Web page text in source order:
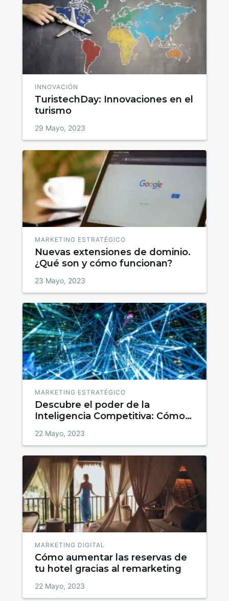
INNOVACIÓN
TuristechDay: Innovaciones en el
turismo
29 Mayo, 2023
MARKETING ESTRATÉGICO
Nuevas extensiones de dominio.
¿Qué son y cómo funcionan?
23 Mayo, 2023
MARKETING ESTRATÉGICO
Descubre el poder de la
Inteligencia Competitiva: Cómo
22 Mayo, 2023
MARKETING DIGITAL
Cómo aumentar las reservas de
tu hotel gracias al remarketing
22 Mayo, 2023